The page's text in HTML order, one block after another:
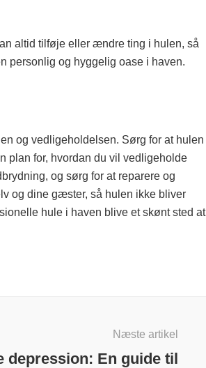
altid tilføje eller ændre ting i hulen, så
personlig og hyggelig oase i haven.
og vedligeholdelsen. Sørg for at hulen
plan for, hvordan du vil vedligeholde
og sørg for at reparere og
og dine gæster, så hulen ikke bliver
hule i haven blive et skønt sted at
Næste artikel
depression: En guide til